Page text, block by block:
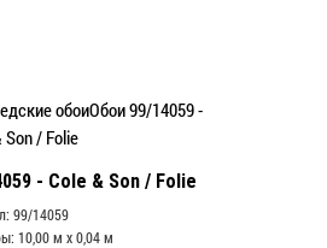
- Cole & Son / Folie
99/14059
10,00 м x 0,04 м